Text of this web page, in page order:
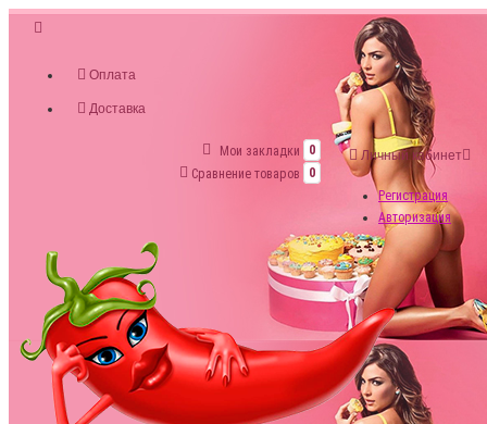
Оплата
Доставка
Личный кабинет
Регистрация
Авторизация
Мои закладки
0
Сравнение товаров
0